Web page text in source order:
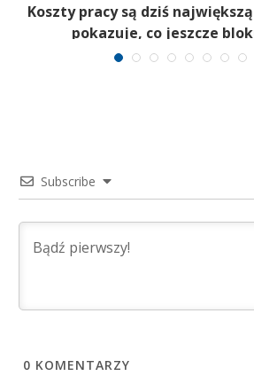
Koszty pracy są dziś
pokazuje, co jeszcze
Subscribe
0 KOMENTARZY